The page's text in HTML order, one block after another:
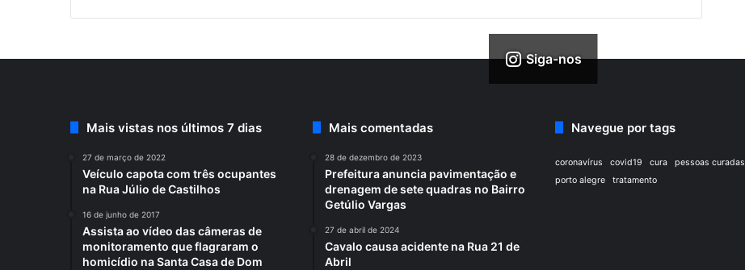
Siga-nos
Mais vistas nos últimos 7 dias
27 de março de 2022
Veículo capota com três ocupantes
na Rua Júlio de Castilhos
16 de junho de 2017
Assista ao vídeo das câmeras de
monitoramento que flagraram o
homicídio na Santa Casa de Dom
Mais comentadas
28 de dezembro de 2023
Prefeitura anuncia pavimentação e
drenagem de sete quadras no Bairro
Getúlio Vargas
27 de abril de 2024
Cavalo causa acidente na Rua 21 de
Abril
Navegue por tags
coronavírus covid19 cura
pessoas curadas
porto alegre
tratamento